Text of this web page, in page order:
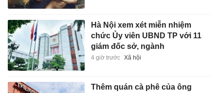
Hà Nội xem xét miễn nhiệm
chức Ủy viên UBND TP với 11
giám đốc sở, ngành
4 giờ trước Xã hội
Thêm quán cà phê của ông